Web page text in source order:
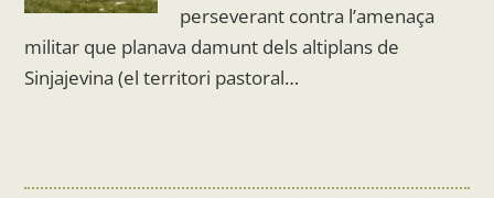
perseverant contra l’amenaça
militar que planava damunt dels altiplans de
Sinjajevina (el territori pastoral…